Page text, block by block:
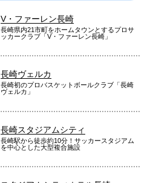
V・ファーレン長崎
長崎県内21市町をホームタウンとするプロサ
ッカークラブ「V・ファーレン長崎」
長崎ヴェルカ
長崎初のプロバスケットボールクラブ「長崎
ヴェルカ」
長崎スタジアムシティ
長崎駅から徒歩約10分！サッカースタジアム
を中心とした大型複合施設